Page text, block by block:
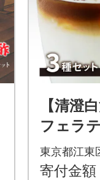
【清澄
フェラ
スミコ
ス」3種
東京都江東
寄付金額